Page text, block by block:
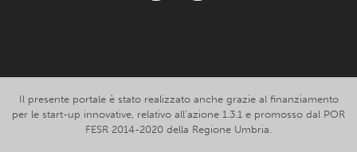
Il presente portale è stato realizzato anche grazie al finanziamento
per le start-up innovative, relativo all’azione 1.3.1 e promosso dal POR
FESR 2014-2020 della Regione Umbria.